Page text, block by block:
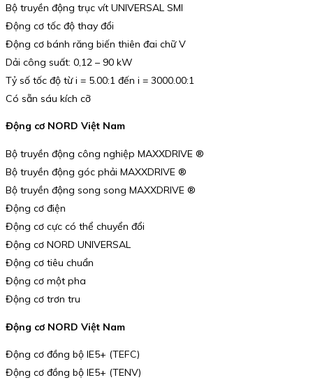
Bộ truyền động trục vít UNIVERSAL SMI
Động cơ tốc độ thay đổi
Động cơ bánh răng biến thiên đai chữ V
Dải công suất: 0,12 – 90 kW
Tỷ số tốc độ từ i = 5.00:1 đến i = 3000.00:1
Có sẵn sáu kích cỡ
Động cơ NORD Việt Nam
Bộ truyền động công nghiệp MAXXDRIVE ®
Bộ truyền động góc phải MAXXDRIVE ®
Bộ truyền động song song MAXXDRIVE ®
Động cơ điện
Động cơ cực có thể chuyển đổi
Động cơ NORD UNIVERSAL
Động cơ tiêu chuẩn
Động cơ một pha
Động cơ trơn tru
Động cơ NORD Việt Nam
Động cơ đồng bộ IE5+ (TEFC)
Động cơ đồng bộ IE5+ (TENV)